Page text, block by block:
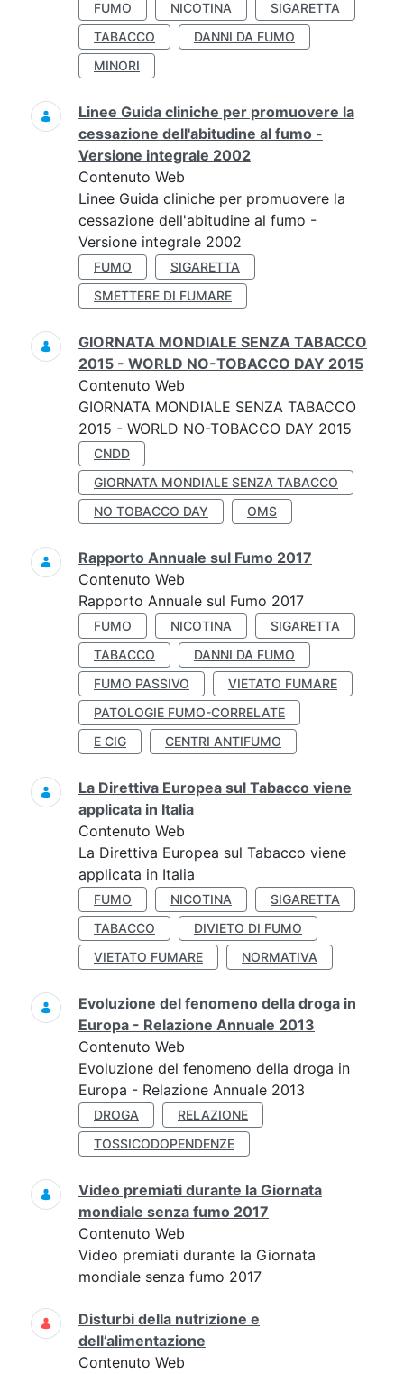
FUMO NICOTINA
SIGARETTA
TABACCO
DANNI DA FUMO
MINORI
Linee Guida cliniche per promuovere la
cessazione dell'abitudine al fumo -
Versione integrale 2002
Contenuto Web
Linee Guida cliniche per promuovere la
cessazione dell'abitudine al fumo -
Versione integrale 2002
FUMO
SIGARETTA
SMETTERE DI FUMARE
GIORNATA MONDIALE SENZA TABACCO
2015 - WORLD NO-TOBACCO DAY 2015
Contenuto Web
GIORNATA MONDIALE SENZA TABACCO
2015 - WORLD NO-TOBACCO DAY 2015
CNDD
GIORNATA MONDIALE SENZA TABACCO
NO TOBACCO DAY
OMS
Rapporto Annuale sul Fumo 2017
Contenuto Web
Rapporto Annuale sul Fumo 2017
FUMO NICOTINA
SIGARETTA
TABACCO
DANNI DA FUMO
FUMO PASSIVO
VIETATO FUMARE
PATOLOGIE FUMO-CORRELATE
E CIG
CENTRI ANTIFUMO
La Direttiva Europea sul Tabacco viene
applicata in Italia
Contenuto Web
La Direttiva Europea sul Tabacco viene
applicata in Italia
FUMO NICOTINA
SIGARETTA
TABACCO
DIVIETO DI FUMO
VIETATO FUMARE
NORMATIVA
Evoluzione del fenomeno della droga in
Europa - Relazione Annuale 2013
Contenuto Web
Evoluzione del fenomeno della droga in
Europa - Relazione Annuale 2013
DROGA
RELAZIONE
TOSSICODOPENDENZE
Video premiati durante la Giornata
mondiale senza fumo 2017
Contenuto Web
Video premiati durante la Giornata
mondiale senza fumo 2017
Disturbi della nutrizione e
dell’alimentazione
Contenuto Web